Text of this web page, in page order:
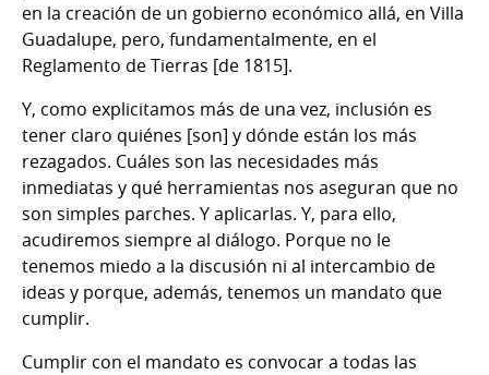
en la creación de un gobierno económico allá, en Villa
Guadalupe, pero, fundamentalmente, en el
Reglamento de Tierras [de 1815].
Y, como explicitamos más de una vez, inclusión es
tener claro quiénes [son] y dónde están los más
rezagados. Cuáles son las necesidades más
inmediatas y qué herramientas nos aseguran que no
son simples parches. Y aplicarlas. Y, para ello,
acudiremos siempre al diálogo. Porque no le
tenemos miedo a la discusión ni al intercambio de
ideas y porque, además, tenemos un mandato que
cumplir.
Cumplir con el mandato es convocar a todas las